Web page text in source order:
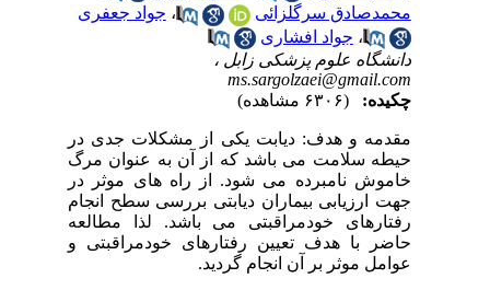
محمدصادق سرگلزائی
،جواد جعفری
،جواد افشاری
دانشگاه علوم پزشکی زابل ،
ms.sargolzaei@gmail.com
چکیده:
مقدمه و هدف: دیابت یکی از مشکلات جدی در
حیطه سلامت می باشد که از آن به عنوان مرگ
خاموش نامبرده می شود. از راه های موثر در
جهت ارزیابی بیماران دیابتی بررسی سطح انجام
رفتارهای خودمراقبتی می باشد. لذا مطالعه
حاضر با هدف تعیین رفتارهای خودمراقبتی و
عوامل موثر بر آن انجام گردید.